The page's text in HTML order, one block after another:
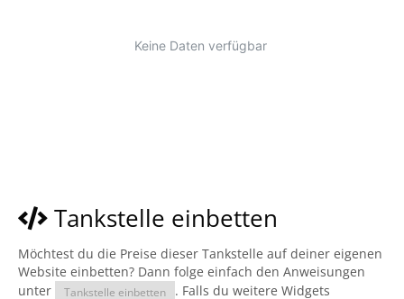
Tankstelle einbetten
Möchtest du die Preise dieser Tankstelle auf deiner eigenen
Website einbetten? Dann folge einfach den Anweisungen
unter
Tankstelle einbetten
. Falls du weitere Widgets